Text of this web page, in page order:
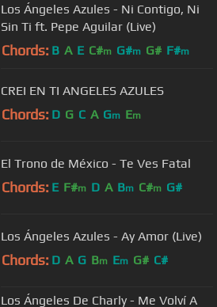
Los Ángeles Azules - Ni Contigo, Ni
Sin Ti ft. Pepe Aguilar (Live)
Chords: B A E C#m G#m G# F#m
CREI EN TI ANGELES AZULES
Chords: D G C A Gm Em
El Trono de México - Te Ves Fatal
Chords: E F#m D A Bm C#m G#
Los Ángeles Azules - Ay Amor (Live)
Chords: D A G Bm Em G# C#
Los Ángeles De Charly - Me Volví A